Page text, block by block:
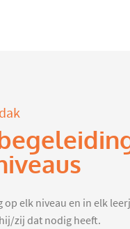
elk niveau en in elk
zij dat nodig heeft.